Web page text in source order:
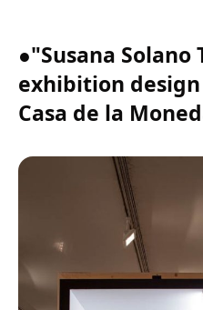
●"Susana Solano
exhibition
Casa de la